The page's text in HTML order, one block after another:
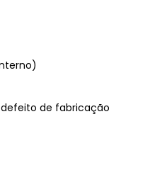
de fabricação